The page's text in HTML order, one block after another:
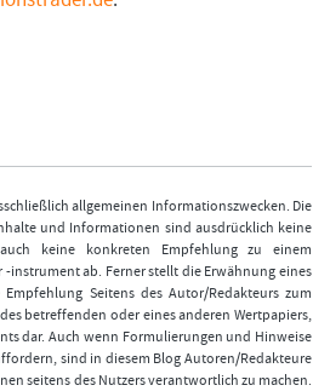
allgemeinen Informationszwecken. Die
und Informationen sind ausdrücklich keine
keine konkreten Empfehlung zu einem
instrument ab. Ferner stellt die Erwähnung eines
Seitens des Autor/Redakteurs zum
betreffenden oder eines anderen Wertpapiers,
dar. Auch wenn Formulierungen und Hinweise
sind in diesem Blog Autoren/Redakteure
seitens des Nutzers verantwortlich zu machen.